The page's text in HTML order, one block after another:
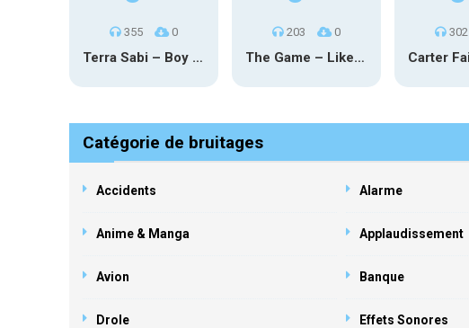
355 0
Terra Sabi – Boy Game X Marcia Cruz
203 0
The Game – Like Father Like Daughter
302
Catégorie de bruitages
Accidents Alarme
Anime & Manga Applaudissement
Avion Banque
Drole Effets Sonores